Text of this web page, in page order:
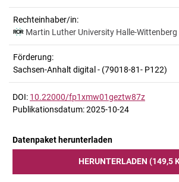
Rechteinhaber/in:
Martin Luther University Halle-Wittenberg
Förderung:
Sachsen-Anhalt digital - (79018-81- P122)
DOI: 10.22000/fp1xmw01geztw87z
Publikationsdatum: 2025-10-24
Datenpaket herunterladen
HERUNTERLADEN (149,5